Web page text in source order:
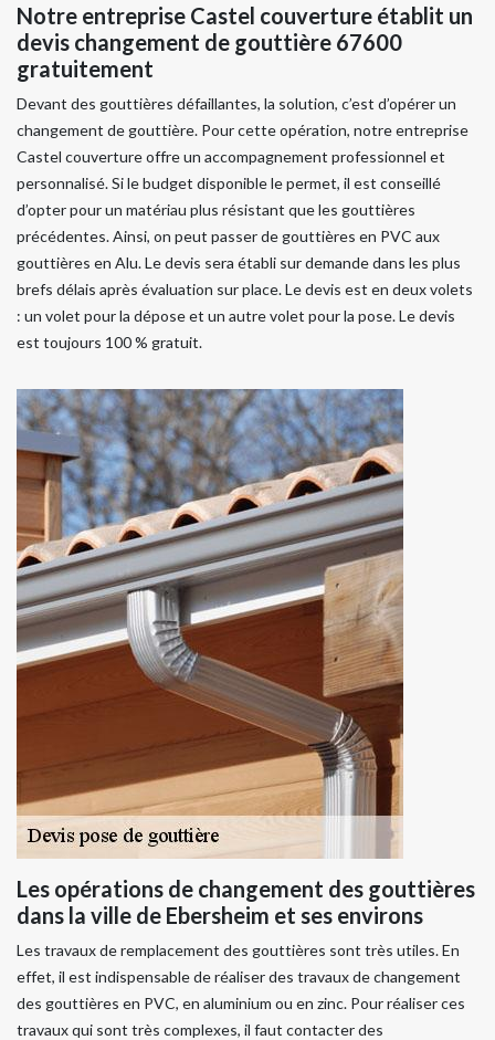
Notre entreprise Castel couverture établit un
devis changement de gouttière 67600
gratuitement
Devant des gouttières défaillantes, la solution, c’est d’opérer un
changement de gouttière. Pour cette opération, notre entreprise
Castel couverture offre un accompagnement professionnel et
personnalisé. Si le budget disponible le permet, il est conseillé
d’opter pour un matériau plus résistant que les gouttières
précédentes. Ainsi, on peut passer de gouttières en PVC aux
gouttières en Alu. Le devis sera établi sur demande dans les plus
brefs délais après évaluation sur place. Le devis est en deux volets
: un volet pour la dépose et un autre volet pour la pose. Le devis
est toujours 100 % gratuit.
Les opérations de changement des gouttières
dans la ville de Ebersheim et ses environs
Les travaux de remplacement des gouttières sont très utiles. En
effet, il est indispensable de réaliser des travaux de changement
des gouttières en PVC, en aluminium ou en zinc. Pour réaliser ces
travaux qui sont très complexes, il faut contacter des